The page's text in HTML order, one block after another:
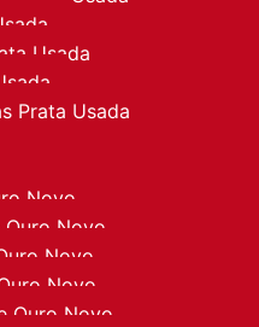
Usada
Prata Usada
Novo
Ouro Novo
Novo
Novo
Ouro Novo